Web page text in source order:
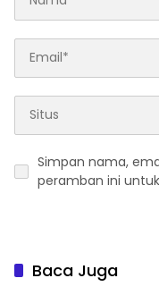
Simpan nama,
peramban ini
Baca Juga